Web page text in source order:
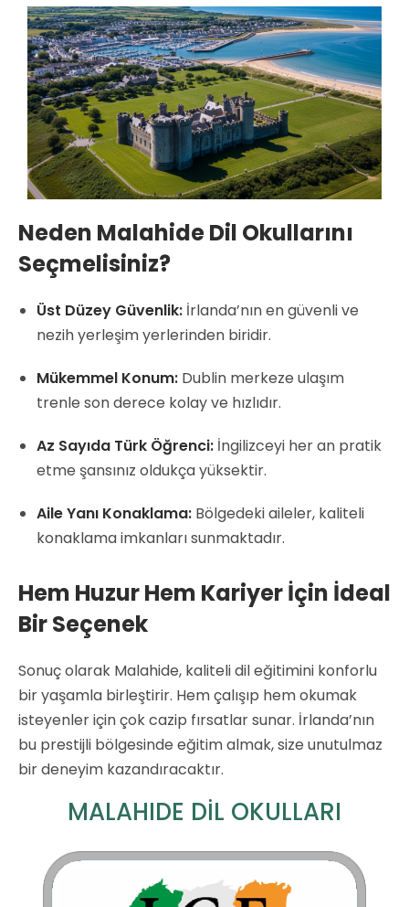
Neden Malahide Dil Okullarını
Seçmelisiniz?
Üst Düzey Güvenlik: İrlanda’nın en güvenli ve
nezih yerleşim yerlerinden biridir.
Mükemmel Konum: Dublin merkeze ulaşım
trenle son derece kolay ve hızlıdır.
Az Sayıda Türk Öğrenci: İngilizceyi her an pratik
etme şansınız oldukça yüksektir.
Aile Yanı Konaklama: Bölgedeki aileler, kaliteli
konaklama imkanları sunmaktadır.
Hem Huzur Hem Kariyer İçin İdeal
Bir Seçenek
Sonuç olarak Malahide, kaliteli dil eğitimini konforlu
bir yaşamla birleştirir. Hem çalışıp hem okumak
isteyenler için çok cazip fırsatlar sunar. İrlanda’nın
bu prestijli bölgesinde eğitim almak, size unutulmaz
bir deneyim kazandıracaktır.
MALAHIDE DİL OKULLARI